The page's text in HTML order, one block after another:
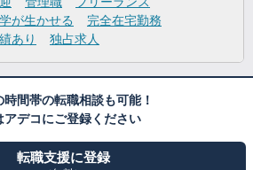
が生かせる
完全在宅勤務
あり 独占求人
時間帯の転職相談も可能！
アデコにご登録ください
転職支援に登録